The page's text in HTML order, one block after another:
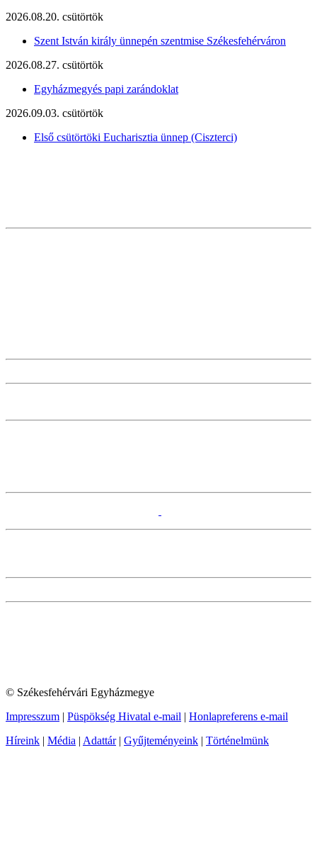
2026.08.20. csütörtök
Szent István király ünnepén szentmise Székesfehérváron
2026.08.27. csütörtök
Egyházmegyés papi zarándoklat
2026.09.03. csütörtök
Első csütörtöki Eucharisztia ünnep (Ciszterci)
© Székesfehérvári Egyházmegye
Impresszum | Püspökség Hivatal e-mail | Honlapreferens e-mail
Híreink | Média | Adattár| Gyűjteményeink | Történelmünk